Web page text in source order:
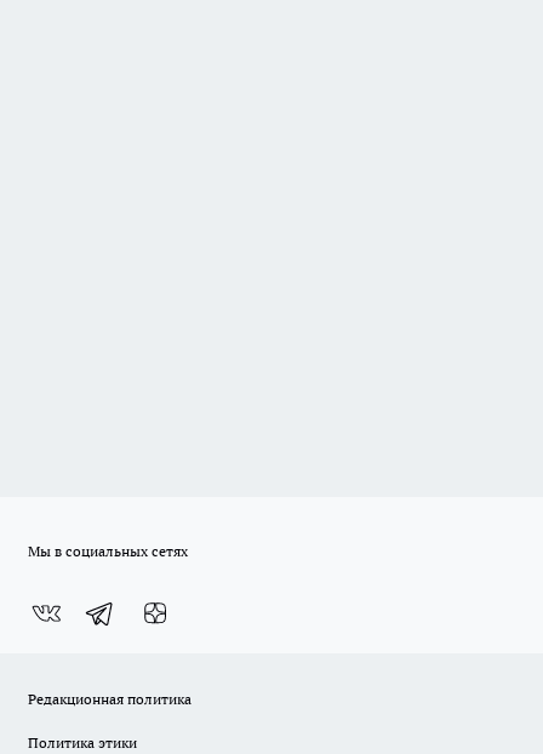
Мы в социальных сетях
Редакционная политика
Политика этики